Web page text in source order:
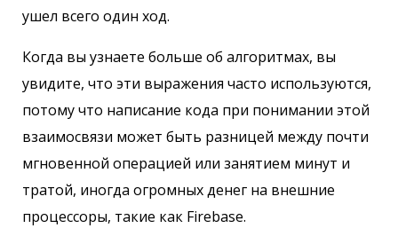
ушел всего один ход.
Когда вы узнаете больше об алгоритмах, вы
увидите, что эти выражения часто используются,
потому что написание кода при понимании этой
взаимосвязи может быть разницей между почти
мгновенной операцией или занятием минут и
тратой, иногда огромных денег на внешние
процессоры, такие как Firebase.